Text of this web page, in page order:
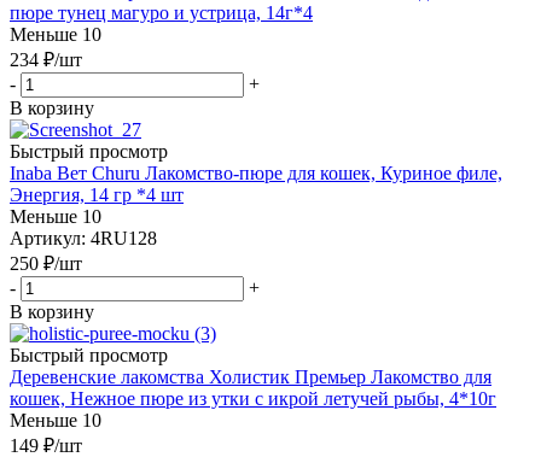
пюре тунец магуро и устрица, 14г*4
Меньше 10
234 ₽/шт
-
+
В корзину
Быстрый просмотр
Inaba Вет Churu Лакомство-пюре для кошек, Куриное филе,
Энергия, 14 гр *4 шт
Меньше 10
Артикул: 4RU128
250 ₽/шт
-
+
В корзину
Быстрый просмотр
Деревенские лакомства Холистик Премьер Лакомство для
кошек, Нежное пюре из утки с икрой летучей рыбы, 4*10г
Меньше 10
149 ₽/шт